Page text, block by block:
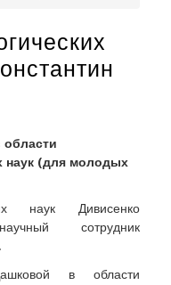
наук (для молодых
наук Дивисенко
сотрудник
в области